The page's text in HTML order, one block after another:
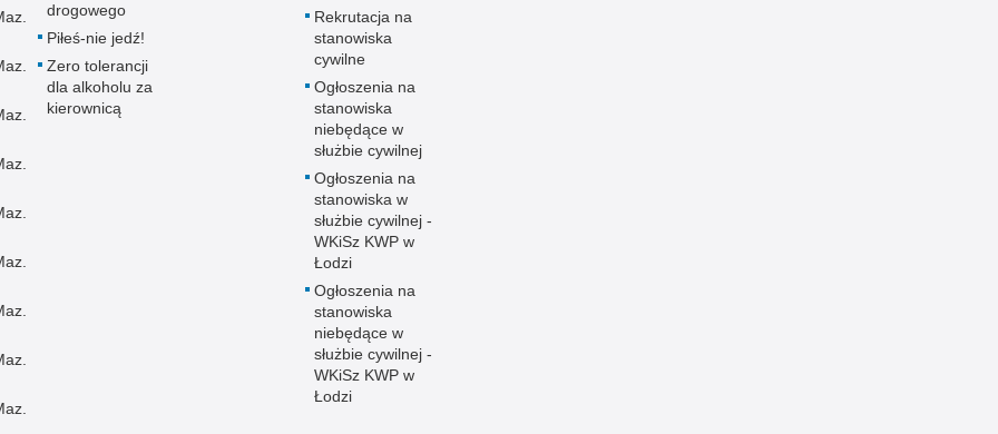
drogowego
Piłeś-nie jedź!
Zero tolerancji
dla alkoholu za
kierownicą
Rekrutacja na
stanowiska
cywilne
Ogłoszenia na
stanowiska
niebędące w
służbie cywilnej
Ogłoszenia na
stanowiska w
służbie cywilnej -
WKiSz KWP w
Łodzi
Ogłoszenia na
stanowiska
niebędące w
służbie cywilnej -
WKiSz KWP w
Łodzi